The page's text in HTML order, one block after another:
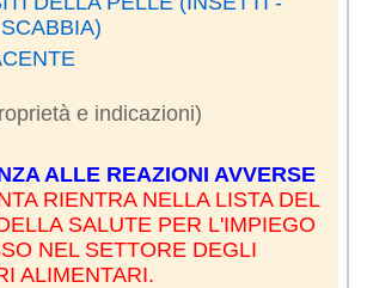
e indicazioni)
ALLE REAZIONI AVVERSE
RIENTRA NELLA LISTA DEL
SALUTE PER L'IMPIEGO
NEL SETTORE DEGLI
ALIMENTARI.